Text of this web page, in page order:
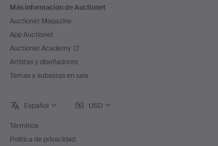
Más información de Auctionet
Auctionet Magazine
App Auctionet
Auctionet Academy
Artistas y diseñadores
Temas y subastas en sala
Español USD
Términos
Política de privacidad